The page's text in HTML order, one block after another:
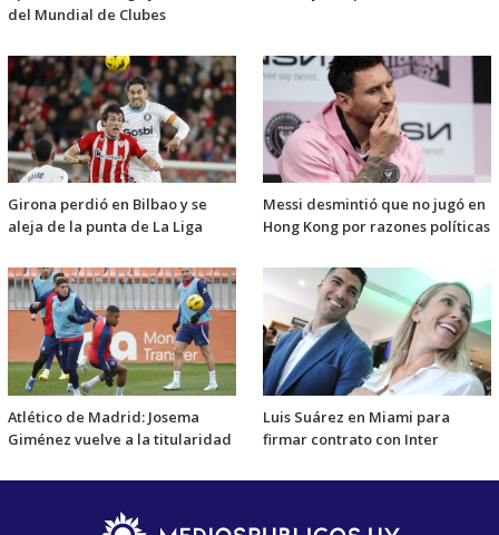
del Mundial de Clubes
Girona perdió en Bilbao y se
aleja de la punta de La Liga
Messi desmintió que no jugó en
Hong Kong por razones políticas
Atlético de Madrid: Josema
Giménez vuelve a la titularidad
Luis Suárez en Miami para
firmar contrato con Inter